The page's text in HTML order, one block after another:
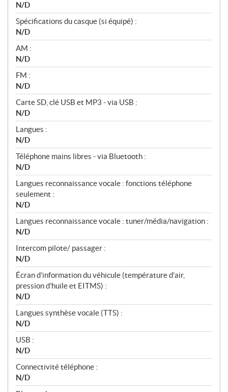
N/D
Spécifications du casque (si équipé) :
N/D
AM :
N/D
FM :
N/D
Carte SD, clé USB et MP3 - via USB :
N/D
Langues :
N/D
Téléphone mains libres - via Bluetooth :
N/D
Langues reconnaissance vocale : fonctions téléphone
seulement :
N/D
Langues reconnaissance vocale : tuner/média/navigation :
N/D
Intercom pilote/ passager :
N/D
Écran d’information du véhicule (température d’air,
pression d’huile et EITMS) :
N/D
Langues synthèse vocale (TTS) :
N/D
USB :
N/D
Connectivité téléphone :
N/D